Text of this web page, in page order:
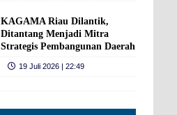
KAGAMA Riau Dilantik,
Ditantang Menjadi Mitra
Strategis Pembangunan Daerah
19 Juli 2026 | 22:49